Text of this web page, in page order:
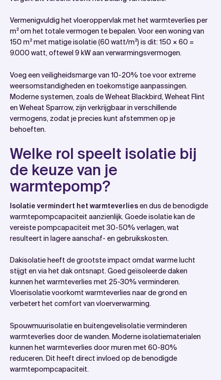
Vermenigvuldig het vloeroppervlak met het warmteverlies per
m² om het totale vermogen te bepalen. Voor een woning van
150 m² met matige isolatie (60 watt/m²) is dit: 150 × 60 =
9.000 watt, oftewel 9 kW aan verwarmingsvermogen.
Voeg een veiligheidsmarge van 10-20% toe voor extreme
weersomstandigheden en toekomstige aanpassingen.
Moderne systemen, zoals de Weheat Blackbird, Weheat Flint
en Weheat Sparrow, zijn verkrijgbaar in verschillende
vermogens, zodat je precies kunt afstemmen op je
behoeften.
Welke rol speelt isolatie bij
de keuze van je
warmtepomp?
Isolatie vermindert het warmteverliesen dus de benodigde
warmtepompcapaciteit aanzienlijk. Goede isolatie kan de
vereiste pompcapaciteit met 30-50% verlagen, wat
resulteert in lagere aanschaf- en gebruikskosten.
Dakisolatie heeft de grootste impact omdat warme lucht
stijgt en via het dak ontsnapt. Goed geïsoleerde daken
kunnen het warmteverlies met 25-30% verminderen.
Vloerisolatie voorkomt warmteverlies naar de grond en
verbetert het comfort van vloerverwarming.
Spouwmuurisolatie en buitengevelisolatie verminderen
warmteverlies door de wanden. Moderne isolatiematerialen
kunnen het warmteverlies door muren met 60-80%
reduceren. Dit heeft direct invloed op de benodigde
warmtepompcapaciteit.